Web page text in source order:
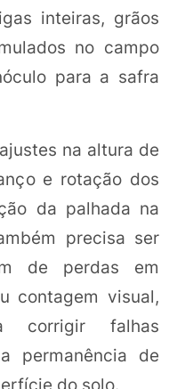
inteiras, grãos
no campo
para a safra
na altura de
e rotação dos
da palhada na
precisa ser
de perdas em
contagem visual,
corrigir falhas
permanência de
do solo.